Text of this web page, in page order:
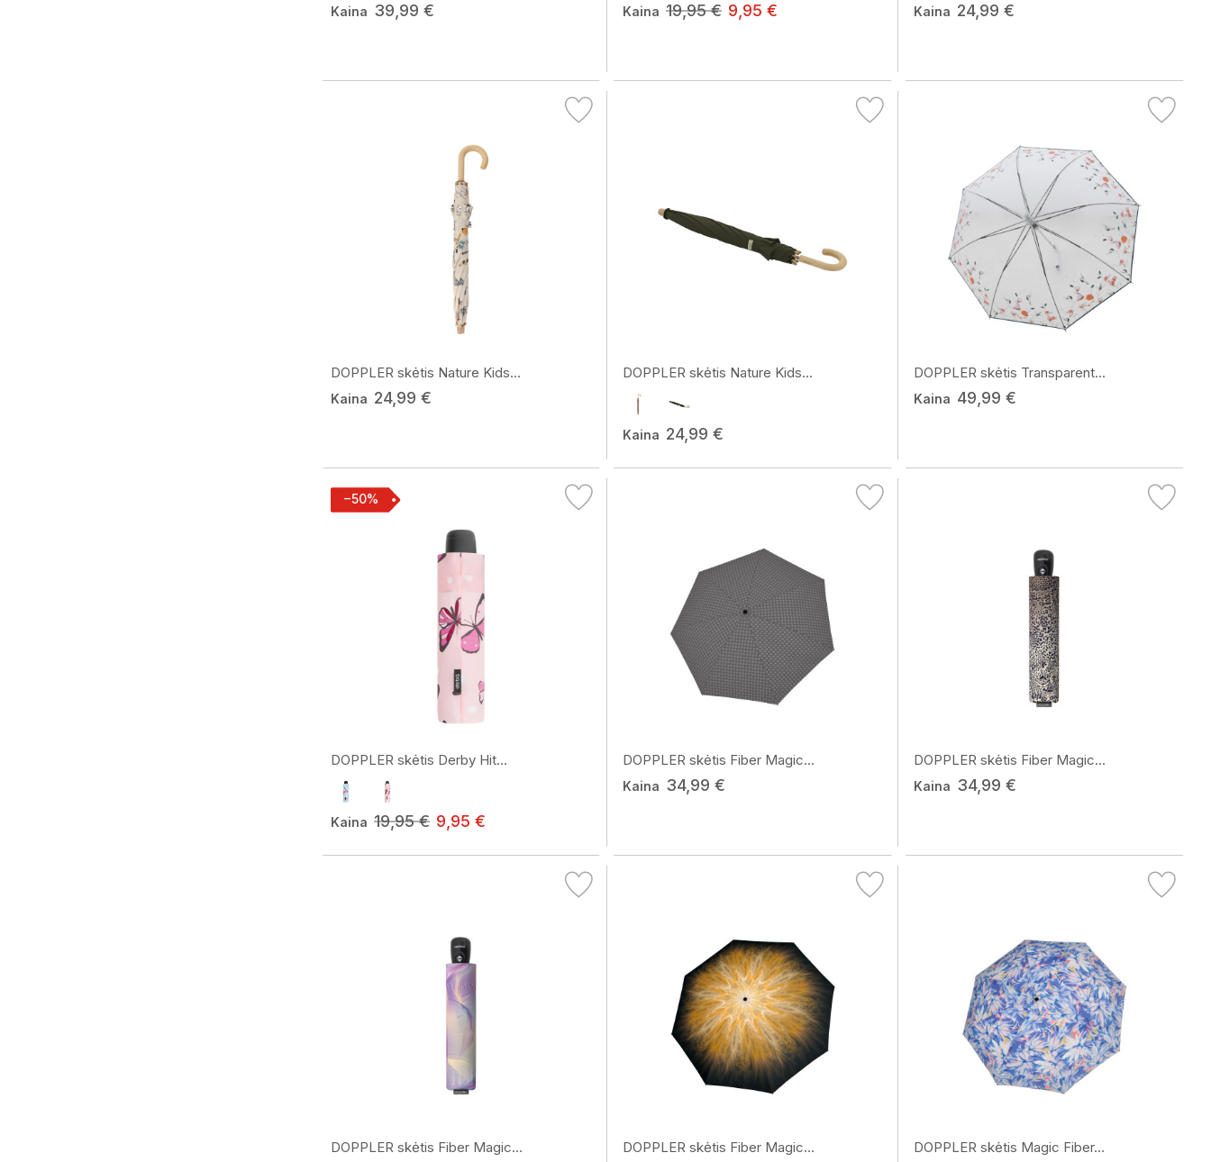
Kaina 39,99 € Kaina 19,95 € 9,95 € Kaina 24,99 €
DOPPLER skėtis Nature Kids...
Kaina 24,99 €
DOPPLER skėtis Nature Kids...
Kaina 24,99 €
DOPPLER skėtis Transparent...
Kaina 49,99 €
−50%
DOPPLER skėtis Derby Hit...
Kaina 19,95 € 9,95 €
DOPPLER skėtis Fiber Magic...
Kaina 34,99 €
DOPPLER skėtis Fiber Magic...
Kaina 34,99 €
DOPPLER skėtis Fiber Magic... DOPPLER skėtis Fiber Magic... DOPPLER skėtis Magic Fiber...